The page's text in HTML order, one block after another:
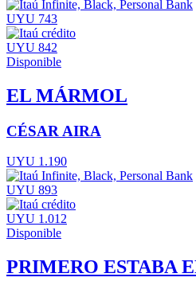
UYU 743
UYU 842
Disponible
EL MÁRMOL
CÉSAR AIRA
UYU 1.190
UYU 893
UYU 1.012
Disponible
PRIMERO ESTABA